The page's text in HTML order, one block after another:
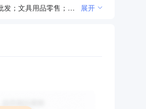
一般项目：建筑材料销售；建筑装饰材料销售；金属材料销售；化工产品销售（不含许可类化工产品）；日用百货销售；文具用品批发；文具用品零售；电子产品销售；企业管理咨询；会议及展览服务；专用设备修理；广告制作；广告设计、代理；广告发布。（除依法须经批准的项目外，凭营业执照依法自主开展经营活动）许可项目：建设工程施工；建设工程设计。（依法须经批准的项目，经相关部门批准后方可开展经营活动，具体经营项目以相关部门批准文件或许可证件为准） 展开